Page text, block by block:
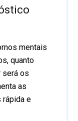
mentais
quanto
será os
as
rápida e